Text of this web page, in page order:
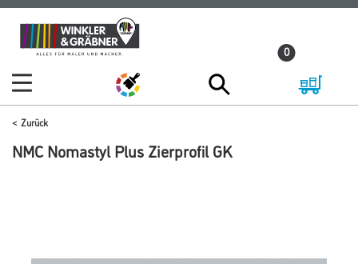
Zum
Inhalt
Zum
Navigationsmenü
0
Zurück
NMC Nomastyl Plus Zierprofil GK